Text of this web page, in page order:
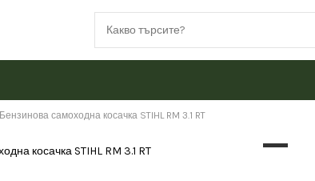
Бензинова самоходна косачка STIHL RM 3.1 RT